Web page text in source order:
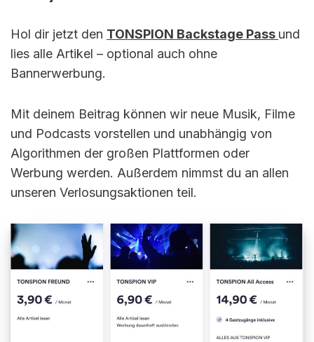
Hol dir jetzt den TONSPION Backstage Pass und
lies alle Artikel – optional auch ohne
Bannerwerbung.
Mit deinem Beitrag können wir neue Musik, Filme
und Podcasts vorstellen und unabhängig von
Algorithmen der großen Plattformen oder
Werbung werden. Außerdem nimmst du an allen
unseren Verlosungsaktionen teil.